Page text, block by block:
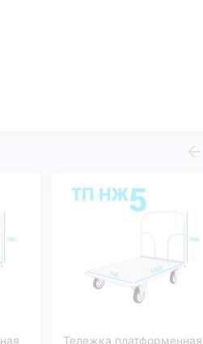
Тележка платформенная